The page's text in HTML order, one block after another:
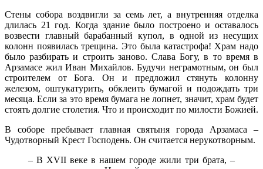
Стены собора воздвигли за семь лет, а внутренняя отделка
длилась 21 год. Когда здание было построено и оставалось
возвести главный барабанный купол, в одной из несущих
колонн появилась трещина. Это была катастрофа! Храм надо
было разбирать и строить заново. Слава Богу, в то время в
Арзамасе жил Иван Михайлов. Будучи неграмотным, он был
строителем от Бога. Он и предложил стянуть колонну
железом, оштукатурить, обклеить бумагой и подождать три
месяца. Если за это время бумага не лопнет, значит, храм будет
стоять долгие столетия. Что и происходит по милости Божией.
В соборе пребывает главная святыня города Арзамаса –
Чудотворный Крест Господень. Он считается нерукотворным.
– В XVII веке в нашем городе жили три брата, –